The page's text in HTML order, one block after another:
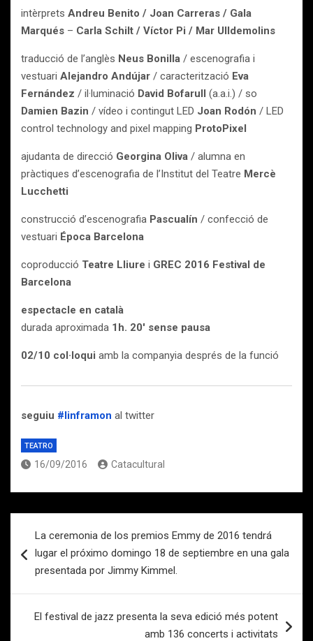
intèrprets Andreu Benito / Joan Carreras / Gala
Marqués – Carla Schilt / Víctor Pi / Mar Ulldemolins
traducció de l’anglès Neus Bonilla / escenografia i
vestuari Alejandro Andújar / caracterització Eva
Fernández / il·luminació David Bofarull (a.a.i.) / so
Damien Bazin / vídeo i contingut LED Joan Rodón / LED
control technology and pixel mapping ProtoPixel
ajudanta de direcció Georgina Oliva / alumna en
pràctiques d’escenografia de l’Institut del Teatre Mercè
Lucchetti
construcció d’escenografia Pascualín / confecció de
vestuari Época Barcelona
coproducció Teatre Lliure i GREC 2016 Festival de
Barcelona
espectacle en català
durada aproximada 1h. 20′ sense pausa
02/10 col·loqui amb la companyia després de la funció
seguiu #linframon al twitter
TEATRO
16/09/2016 Catacultural
de
entradas
La ceremonia de los premios Emmy de 2016 tendrá
lugar el próximo domingo 18 de septiembre en una gala
presentada por Jimmy Kimmel.
El festival de jazz presenta la seva edició més potent
amb 136 concerts i activitats